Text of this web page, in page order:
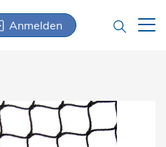
Anmelden